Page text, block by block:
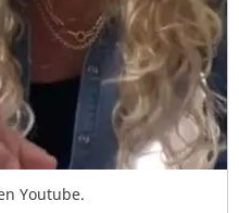
Youtube.